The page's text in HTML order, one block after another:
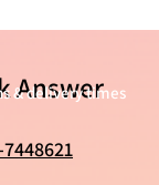
Answer
& delivery times